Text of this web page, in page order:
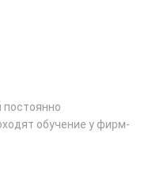
обучение у фирм-